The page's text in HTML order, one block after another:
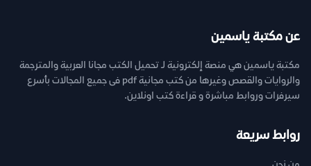
عن مكتبة ياسمين
مكتبة ياسمين هي منصة إلكترونية لـ تحميل الكتب مجانا العربية والمترجمة
والروايات والقصص وغيرها من كتب مجانية pdf فى جميع المجالات بأسرع
سيرفرات وروابط مباشرة و قراءة كتب اونلاين.
روابط سريعة